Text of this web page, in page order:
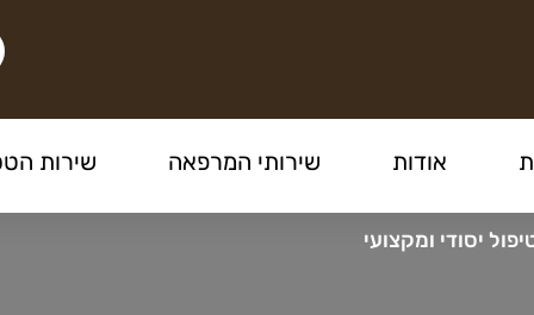
אודות שירותי המרפאה שירות
יסודי ומקצועי